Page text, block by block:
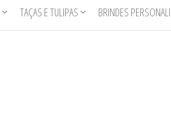
TAÇAS E TULIPAS BRINDES